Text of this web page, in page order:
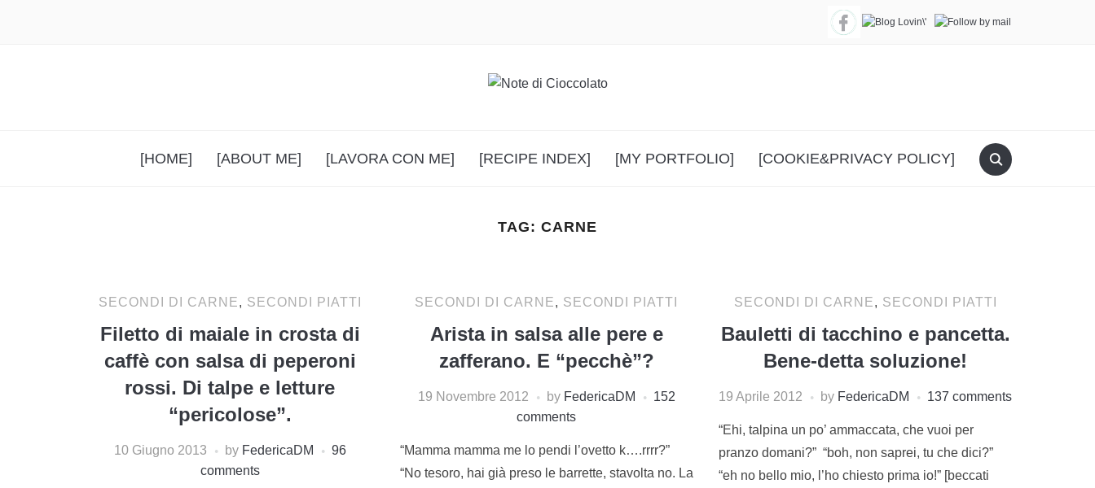
[HOME] [ABOUT ME] [LAVORA CON ME] [RECIPE INDEX] [MY PORTFOLIO] [COOKIE&PRIVACY POLICY]
TAG: CARNE
SECONDI DI CARNE, SECONDI PIATTI
Filetto di maiale in crosta di
caffè con salsa di peperoni
rossi. Di talpe e letture
“pericolose”.
10 Giugno 2013 by FedericaDM
96
comments
SECONDI DI CARNE, SECONDI PIATTI
Arista in salsa alle pere e
zafferano. E “pecchè”?
19 Novembre 2012 by FedericaDM
152
comments
“Mamma mamma me lo pendi l’ovetto k….rrrr?”
“No tesoro, hai già preso le barrette, stavolta no. La
SECONDI DI CARNE, SECONDI PIATTI
Bauletti di tacchino e pancetta.
Bene-detta soluzione!
19 Aprile 2012 by FedericaDM 137 comments
“Ehi, talpina un po’ ammaccata, che vuoi per
pranzo domani?” “boh, non saprei, tu che dici?”
“eh no bello mio, l’ho chiesto prima io!” [beccati